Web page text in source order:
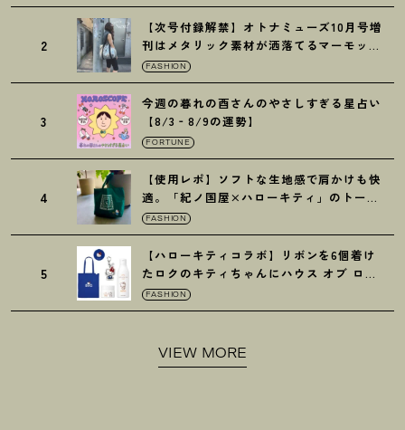
2
【次号付録解禁】オトナミューズ10月号増
刊はメタリック素材が洒落てるマーモット
の保冷バッグ
FASHION
3
今週の暮れの酉さんのやさしすぎる星占い
【8/3‐8/9の運勢】
FORTUNE
4
【使用レポ】ソフトな生地感で肩かけも快
適。「紀ノ国屋×ハローキティ」のトート
がガシガシ使えて最高です
FASHION
5
【ハローキティコラボ】リボンを6個着け
たロクのキティちゃんにハウス オブ ロー
ゼの限定パケも
FASHION
VIEW MORE